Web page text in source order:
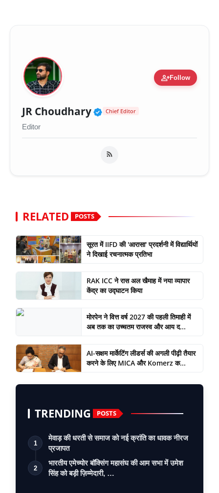
person_addFollow
JR Choudhary Verified Public Figure
Chief Editor
Editor
RELATED POSTS
सूरत में IIFD की 'आरासा' प्रदर्शनी में विद्यार्थियों
ने दिखाई रचनात्मक प्रतिभा
RAK ICC ने रास अल खैमाह में नया व्यापार
केंद्र का उद्घाटन किया
मोरपेन ने वित्त वर्ष 2027 की पहली तिमाही में
अब तक का उच्चतम राजस्व और आय द...
AI-सक्षम मार्केटिंग लीडर्स की अगली पीढ़ी तैयार
करने के लिए MICA और Komerz क...
TRENDING POSTS
1
मेवाड़ की धरती से समाज को नई क्रांति का धावक नीरज
प्रजापत
2
भारतीय एमेच्योर बॉक्सिंग महासंघ की आम सभा में उमेश
सिंह को बड़ी ज़िम्मेदारी, …